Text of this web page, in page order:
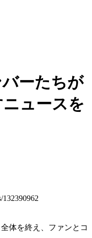
ーたちが
ュースを
132390962
体を終え、ファンとコ